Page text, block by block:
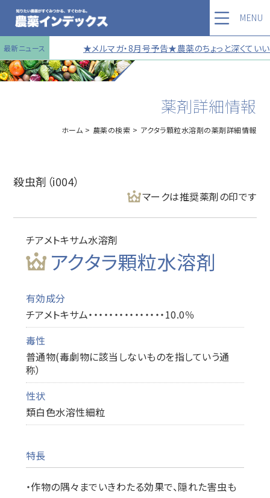
最新ニュース ★メルマガ・8月号予告★農薬のちょっと深く
MENU
薬剤詳細情報
ホーム 農薬の検索 アクタラ顆粒水溶剤の薬剤詳細情報
殺虫剤（i004）
マークは推奨薬剤の印です
チアメトキサム水溶剤
アクタラ顆粒水溶剤
有効成分
チアメトキサム・・・・・・・・・・・・・・・10.0％
毒性
普通物(毒劇物に該当しないものを指していう通
称）
性状
類白色水溶性細粒
特長
・作物の隅々までいきわたる効果で、隠れた害虫も